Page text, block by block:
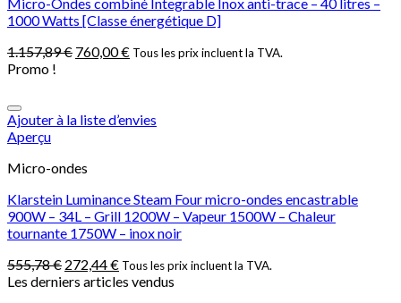
1000 Watts [Classe énergétique D]
1.157,89€ 760,00€ Tous les prix incluent la TVA.
Promo !
Ajouter à la liste d’envies
Aperçu
Micro-ondes
Klarstein Luminance Steam Four micro-ondes encastrable
900W – 34L – Grill 1200W – Vapeur 1500W – Chaleur
tournante 1750W – inox noir
555,78€ 272,44€ Tous les prix incluent la TVA.
Les derniers articles vendus